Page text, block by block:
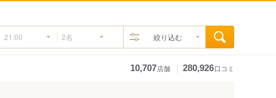
絞り込む
10,707店舗 280,926口コミ